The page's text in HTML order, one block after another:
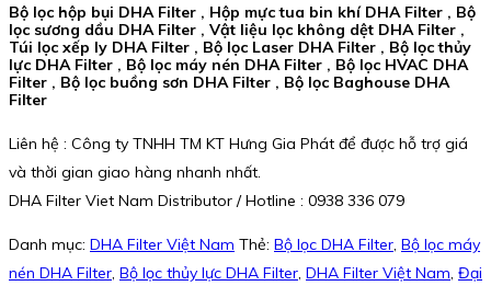
Bộ lọc hộp bụi DHA Filter , Hộp mực tua bin khí DHA Filter , Bộ
lọc sương dầu DHA Filter , Vật liệu lọc không dệt DHA Filter ,
Túi lọc xếp ly DHA Filter , Bộ lọc Laser DHA Filter , Bộ lọc thủy
lực DHA Filter , Bộ lọc máy nén DHA Filter , Bộ lọc HVAC DHA
Filter , Bộ lọc buồng sơn DHA Filter , Bộ lọc Baghouse DHA
Filter
Liên hệ : Công ty TNHH TM KT Hưng Gia Phát để được hỗ trợ giá
và thời gian giao hàng nhanh nhất.
DHA Filter Viet Nam Distributor / Hotline : 0938 336 079
Danh mục: DHA Filter Việt Nam Thẻ: Bộ lọc DHA Filter Bộ lọc máy
nén DHA Filter Bộ lọc thủy lực DHA Filter DHA Filter Việt Nam Đại